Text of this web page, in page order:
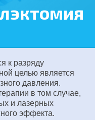
ВК
написать в чат
к разряду
целью является
давления.
в том случае,
и лазерных
эффекта.